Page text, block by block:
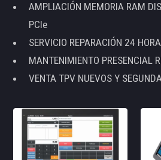
AMPLIACIÓN MEMORIA RAM
PCIe
SERVICIO REPARACIÓN 24
MANTENIMIENTO PRESENCIAL
VENTA TPV NUEVOS Y